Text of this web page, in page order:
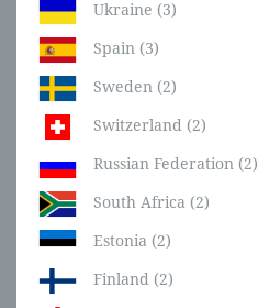
Ukraine (3)
Spain (3)
Sweden (2)
Switzerland (2)
Russian Federation (2)
South Africa (2)
Estonia (2)
Finland (2)